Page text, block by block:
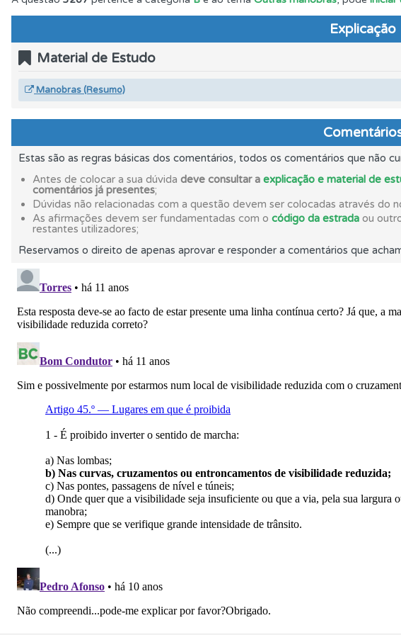
Consulte a biblioteca para tirar dúvidas e ver resumos do código.
Biblioteca Consulte o código da estrada na nossa biblioteca.
Crie uma conta para ter acesso às suas estatísticas em qualquer
Consulte os comentários da questão quando tem dúvidas.
Ajuda Use os atalhos de teclado para responder aos testes mais
Testes O teste "Erradas" apresenta-lhe questões que errou e não voltou
Questões As questões que usamos estão atualizadas e são as mesmas do
Crie uma conta para não perder as suas estatísticas.
Explicação
Material de Estudo
Manobras (Resumo)
Estas são as regras básicas dos comentários, todos os comentários que não
Antes de colocar a sua dúvida deve consultar a explicação e material de
comentários já presentes;
Dúvidas não relacionadas com a questão devem ser colocadas através do
As afirmações devem ser fundamentadas com o código da estrada ou
restantes utilizadores;
Reservamos o direito de apenas aprovar e responder a comentários que